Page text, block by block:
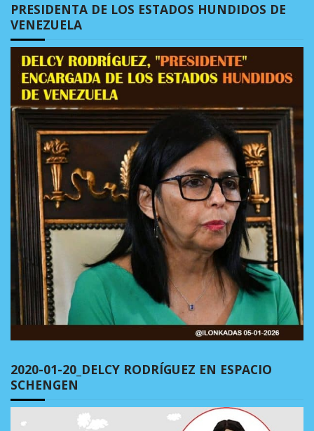
PRESIDENTA DE LOS ESTADOS HUNDIDOS DE
VENEZUELA
2020-01-20_DELCY RODRÍGUEZ EN ESPACIO
SCHENGEN